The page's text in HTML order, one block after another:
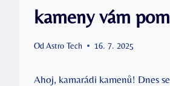
kameny vám
Od Astro Tech 16. 7. 2025
Ahoj, kamarádi kamenů! Dnes